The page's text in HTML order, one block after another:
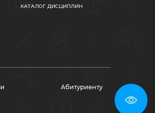
КАТАЛОГ ДИСЦИПЛИН
Абитуриенту